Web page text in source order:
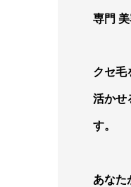
専門
クセ毛
活かせ
す。
あなた